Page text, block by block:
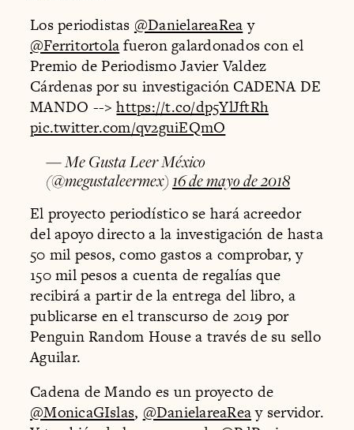
Los periodistas @DanielareaReay
@Ferritortolafueron galardonados con el
Premio de Periodismo Javier Valdez
Cárdenas por su investigación CADENA DE
MANDO -->https://t.co/dp5YlJftRh
pic.twitter.com/qv2guiEQmO
— Me Gusta Leer México
(@megustaleermex)16 de mayo de 2018
El proyecto periodístico se hará acreedor
del apoyo directo a la investigación de hasta
50 mil pesos, como gastos a comprobar, y
150 mil pesos a cuenta de regalías que
recibirá a partir de la entrega del libro, a
publicarse en el transcurso de 2019 por
Penguin Random House a través de su sello
Aguilar.
Cadena de Mando es un proyecto de
@MonicaGIslas, @DanielareaReay servidor.